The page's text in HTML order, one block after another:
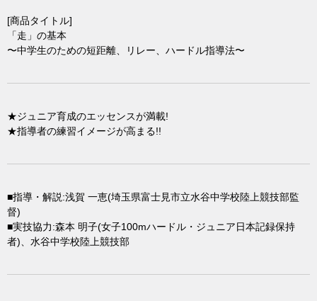
[商品タイトル]
「走」の基本
〜中学生のための短距離、リレー、ハードル指導法〜
★ジュニア育成のエッセンスが満載!
★指導者の練習イメージが高まる!!
■指導・解説:浅賀 一恵(埼玉県富士見市立水谷中学校陸上競技部監
督)
■実技協力:森本 明子(女子100mハードル・ジュニア日本記録保持
者)、水谷中学校陸上競技部